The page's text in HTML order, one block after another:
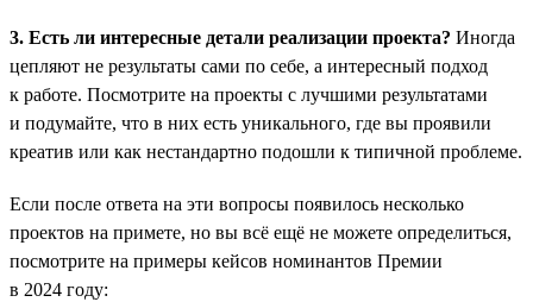
3. Есть ли интересные детали реализации проекта? Иногда
цепляют не результаты сами по себе, а интересный подход
к работе. Посмотрите на проекты с лучшими результатами
и подумайте, что в них есть уникального, где вы проявили
креатив или как нестандартно подошли к типичной проблеме.
Если после ответа на эти вопросы появилось несколько
проектов на примете, но вы всё ещё не можете определиться,
посмотрите на примеры кейсов номинантов Премии
в 2024 году: